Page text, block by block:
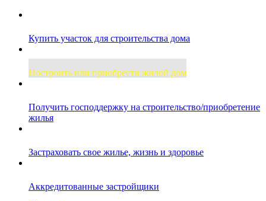
Купить участок для строительства дома
Построить или приобрести жилой дом
Получить господдержку на строительство/приобретение
жилья
Застраховать свое жилье, жизнь и здоровье
Аккредитованные застройщики